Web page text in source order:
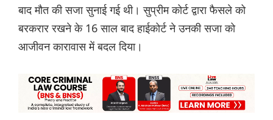
बाद मौत की सजा सुनाई गई थी। सुप्रीम कोर्ट द्वारा फैसले को
बरकरार रखने के 16 साल बाद हाईकोर्ट ने उनकी सजा को
आजीवन कारावास में बदल दिया।